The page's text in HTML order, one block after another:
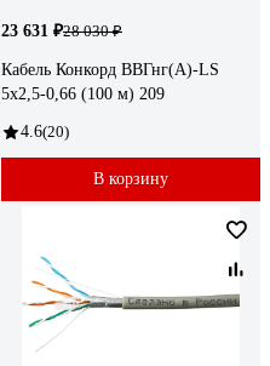
23 631 ₽28 030 ₽
Кабель Конкорд ВВГнг(А)-LS
5х2,5-0,66 (100 м) 209
4.6(20)
В корзину